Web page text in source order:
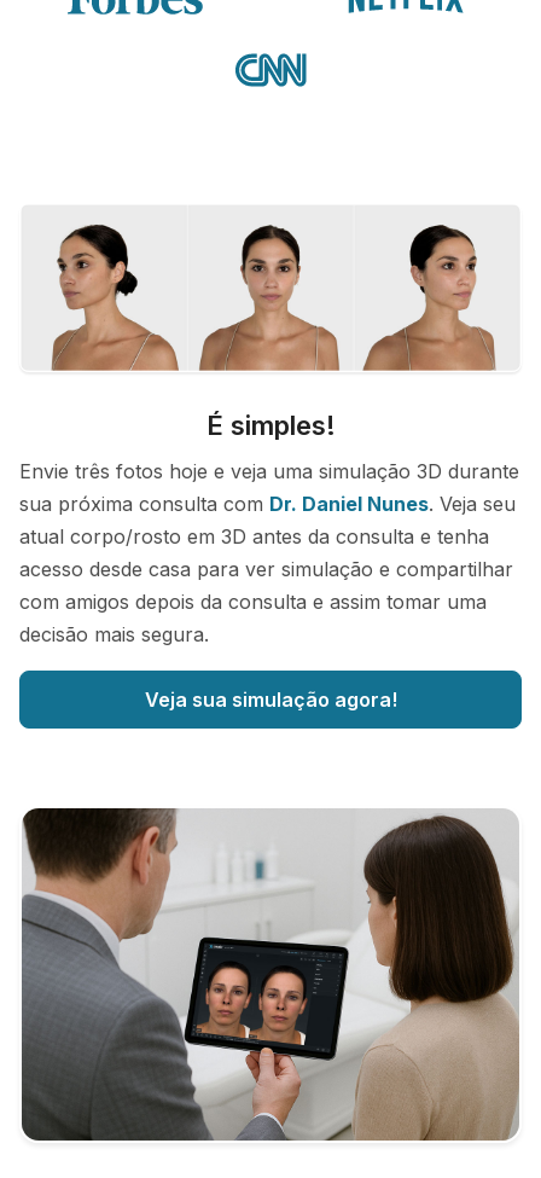
É simples!
Envie três fotos hoje e veja uma simulação 3D durante
sua próxima consulta com Dr. Daniel Nunes. Veja seu
atual corpo/rosto em 3D antes da consulta e tenha
acesso desde casa para ver simulação e compartilhar
com amigos depois da consulta e assim tomar uma
decisão mais segura.
Veja sua simulação agora!